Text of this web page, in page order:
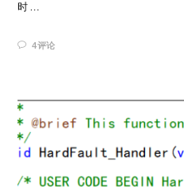
时…
4评论